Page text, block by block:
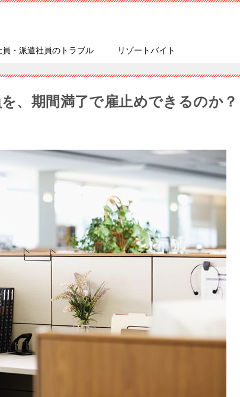
・派遣社員のトラブル リゾートバイト
、期間満了で雇⽌めできるのか？